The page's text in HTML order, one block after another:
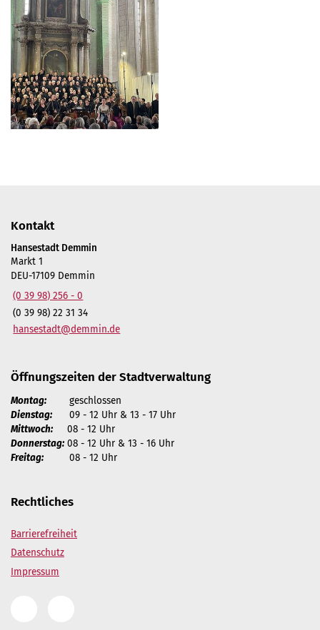
Kontakt
Hansestadt Demmin
Markt 1
DEU-17109 Demmin
(0 39 98) 256 - 0
(0 39 98) 22 31 34
hansestadt@demmin.de
Öffnungszeiten der Stadtverwaltung
Montag: geschlossen
Dienstag: 09 - 12 Uhr & 13 - 17 Uhr
Mittwoch: 08 - 12 Uhr
Donnerstag: 08 - 12 Uhr & 13 - 16 Uhr
Freitag: 08 - 12 Uhr
Rechtliches
Barrierefreiheit
Datenschutz
Impressum